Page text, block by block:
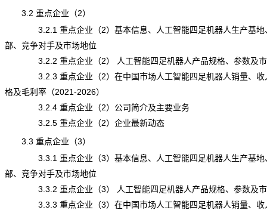
3.2 重点企业（2）
3.2.1 重点企业（2）基本信息、人工智能四足机器人生产基地
部、竞争对手及市场地位
3.2.2 重点企业（2） 人工智能四足机器人产品规格、参数及市
3.2.3 重点企业（2）在中国市场人工智能四足机器人销量、收
格及毛利率（2021-2026）
3.2.4 重点企业（2）公司简介及主要业务
3.2.5 重点企业（2）企业最新动态
3.3 重点企业（3）
3.3.1 重点企业（3）基本信息、人工智能四足机器人生产基地
部、竞争对手及市场地位
3.3.2 重点企业（3） 人工智能四足机器人产品规格、参数及市
3.3.3 重点企业（3）在中国市场人工智能四足机器人销量、收